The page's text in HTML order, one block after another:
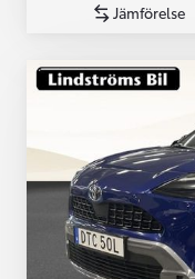
Jämförelse